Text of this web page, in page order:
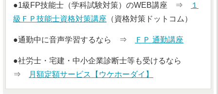
●1級FP技能士（学科試験対策）のWEB講座 ⇒
１
級ＦＰ技能士資格対策講座 （資格対策ドットコム）
●通勤中に音声学習するなら ⇒ ＦＰ 通勤講座
●社労士・宅建・中小企業診断士等も受けるなら
⇒
月額定額サービス【ウケホーダイ】